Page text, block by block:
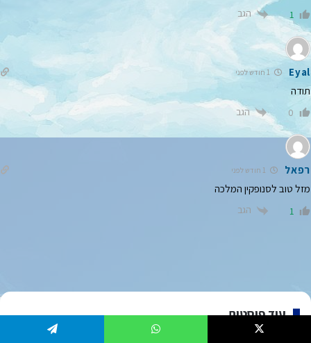
1 הגב
Eyal
תודה
0 הגב
רפאל
מזל טוב לסנופקין המלכה
1 הגב
עוד פוסטים